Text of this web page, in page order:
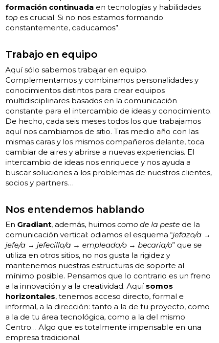
formación continuada en tecnologías y habilidades
top es crucial. Si no nos estamos formando
constantemente, caducamos”.
Trabajo en equipo
Aquí sólo sabemos trabajar en equipo.
Complementamos y combinamos personalidades y
conocimientos distintos para crear equipos
multidisciplinares basados en la comunicación
constante para el intercambio de ideas y conocimiento.
De hecho, cada seis meses todos los que trabajamos
aquí nos cambiamos de sitio. Tras medio año con las
mismas caras y los mismos compañeros delante, toca
cambiar de aires y abrirse a nuevas experiencias. El
intercambio de ideas nos enriquece y nos ayuda a
buscar soluciones a los problemas de nuestros clientes,
socios y partners…
Nos entendemos hablando
En Gradiant, además, huimoscomo de la peste de la
comunicación vertical: odiamos el esquema “jefazo/a →
jefe/a → jefecillo/a → empleada/o → becaria/o” que se
utiliza en otros sitios, no nos gusta la rigidez y
mantenemos nuestras estructuras de soporte al
mínimo posible. Pensamos que lo contrario es un freno
a la innovación y a la creatividad. Aquí somos
horizontales, tenemos acceso directo, formal e
informal, a la dirección: tanto a la de tu proyecto, como
a la de tu área tecnológica, como a la del mismo
Centro… Algo que es totalmente impensable en una
empresa tradicional.